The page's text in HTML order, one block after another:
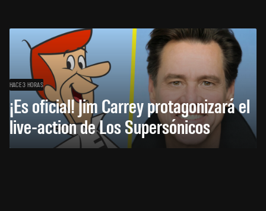
HACE 3 HORAS
¡Es oficial! Jim Carrey protagonizará el
live-action de Los Supersónicos